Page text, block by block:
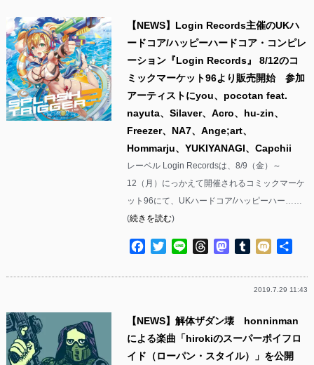
【NEWS】Login Records主催のUKハ
ードコア/ハッピーハードコア・コンピレ
ーション『Login Records』 8/12のコ
ミックマーケット96より販売開始 参加
アーティストにyou、pocotan feat.
nayuta、Silaver、Acro、hu-zin、
Freezer、NA7、Ange;art、
Hommarju、YUKIYANAGI、Capchii
レーベル Login Recordsは、8/9（金）～
12（月）にっかえて開催されるコミックマーケ
ット96にて、UKハードコア/ハッピーハー……
(続きを読む)
Facebook
TwitterLine ThreadsMastodon
Tumblr
Mixi
2019.7.29 11:43
【NEWS】解体ザダン壊 honninman
による楽曲「hirokiのスーパーポイフロ
イド（ローパン・スタイル）」を公開